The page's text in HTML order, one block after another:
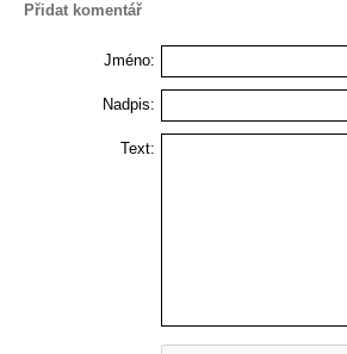
Přidat komentář
Jméno:
Nadpis:
Text: